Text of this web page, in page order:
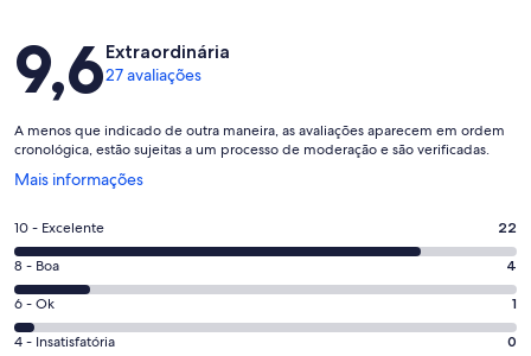
Avaliações
9,6Extraordinária
27 avaliações
A menos que indicado de outra maneira, as avaliações aparecem em ordem
cronológica, estão sujeitas a um processo de moderação e são verificadas.
Mais informações
Abre
uma
nova
janela
Nota
10
-
Excelente.
22
10 - Excelente 22
Nota
8
-
Boa.
8 - Boa 4
Nota
6
6 - Ok 1
Nota
4 - Insatisfatória 0